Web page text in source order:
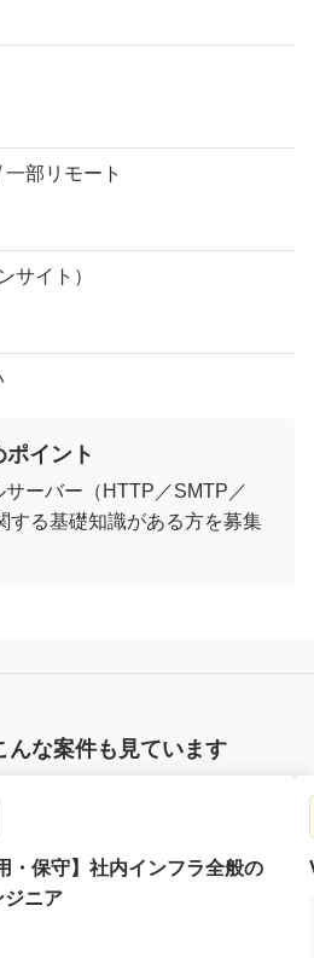
部リモート
サイト）
イント
ーバー（HTTP／SMTP／
する基礎知識がある方を募集
んな案件も見ています
・保守】社内インフラ全般の
ジニア